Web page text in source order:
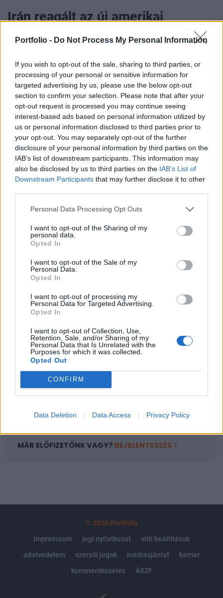
Portfolio - Do Not Process My Personal Information
If you wish to opt-out of the sale, sharing to third parties, or
processing of your personal or sensitive information for
targeted advertising by us, please use the below opt-out
section to confirm your selection. Please note that after your
opt-out request is processed you may continue seeing
interest-based ads based on personal information utilized by
us or personal information disclosed to third parties prior to
your opt-out. You may separately opt-out of the further
disclosure of your personal information by third parties on the
IAB’s list of downstream participants. This information may
also be disclosed by us to third parties on the IAB’s List of
Downstream Participants that may further disclose it to other
Personal Data Processing Opt Outs
I want to opt-out of the Sharing of my
personal data.
Opted In
I want to opt-out of the Sale of my
Personal Data.
Opted In
I want to opt-out of processing my
Personal Data for Targeted Advertising.
Opted In
I want to opt-out of Collection, Use,
Retention, Sale, and/or Sharing of my
Personal Data that Is Unrelated with the
Purposes for which it was collected.
Opted Out
CONFIRM
Data Deletion Data Access Privacy Policy
Irán reagált az új amerikai
szankciókra
2022. március 31. 15:24
Az Egyesült Államok újabb, Irán ellen hozott
szankciói csupán Washington kudarcos politikáját
és gyengeségét jelentik - szögezte le csütörtökön
az iráni külügyi szóvivő, miután előző nap az
Egyesült Államok újabb, Teherán elleni
büntetőintézkedéseket jelentett be.
Sajtótájékoztatóján Szaíd Hatibzadeh - akinek szavait a
Tasnim iráni félhivatalos hírügynökség idézte - azt vetette a
Biden-adminisztráció szemére, hogy jóllehet, a washingtoni
Államok továbbra is minden lehetőséget megragad arra,
hogy alaptalanul vádolja Teheránt és nyomás alá helyezze
A keresett cikk a portfolio.hu hírarchívumához
tartozik, melynek olvasása előfizetéses
regisztrációhoz kötött.
Az előfizetés a következőket tartalmazza:
Portfolio.hu teljes cikkarchívum
Kötéslisták: BÉT elmúlt 2 év napon belüli
kötéslistái
MÁR ELŐFIZETŐNK VAGY? BEJELENTKEZÉS
© 2026 Portfolio
impresszum
jogi nyilatkozat
süti beállítások
adatvédelem
szerzői jogok médiaajánlat
karrier
kommentkezelés
ÁSZF